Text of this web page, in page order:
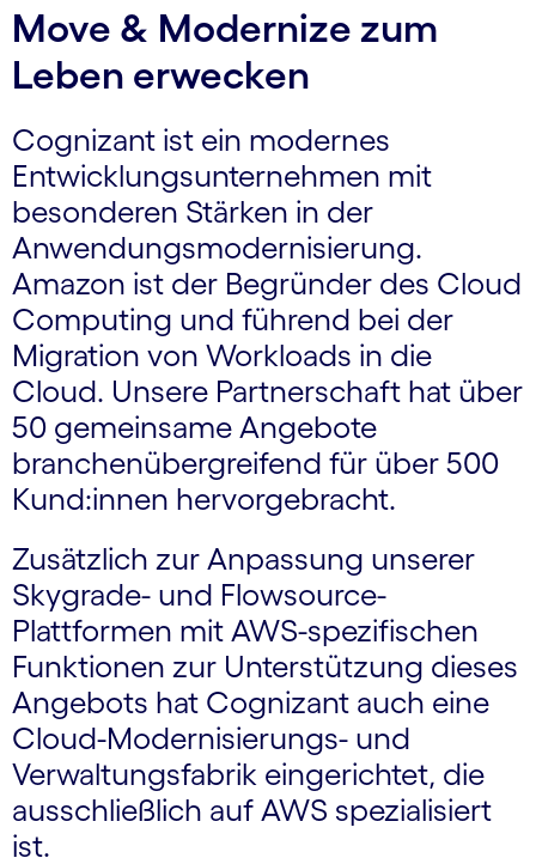
Move & Modernize zum
Leben erwecken
Cognizant ist ein modernes
Entwicklungs­unter­nehmen mit
besonderen Stärken in der
Anwendungs­moderni­sierung.
Amazon ist der Begründer des Cloud
Computing und führend bei der
Migration von Workloads in die
Cloud. Unsere Partnerschaft hat über
50 gemeinsame Angebote
branchen­übergreifend für über 500
Kund:innen hervorgebracht.
Zusätzlich zur Anpassung unserer
Skygrade- und Flowsource-
Plattformen mit AWS-spezifischen
Funktionen zur Unterstützung dieses
Angebots hat Cognizant auch eine
Cloud-Moderni­sierungs- und
Verwaltungs­fabrik eingerichtet, die
ausschließlich auf AWS spezialisiert
ist.